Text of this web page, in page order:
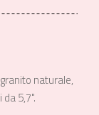
naturale,
5,7".